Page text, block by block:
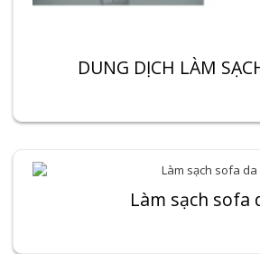
DUNG DỊCH LÀM
Làm sạch sofa